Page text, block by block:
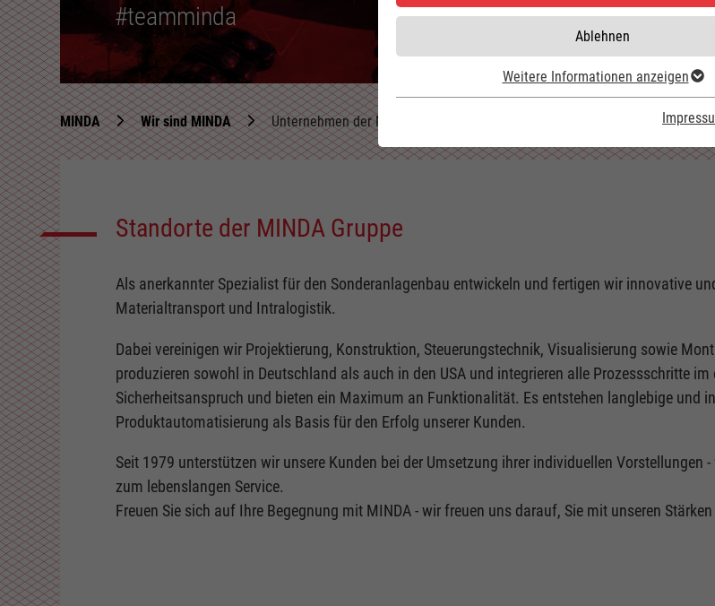
Ablehnen
Weitere Informationen anzeigen
#teamminda
MINDA Wir sind MINDA Unternehmen der MINDA Gruppe
Standorte der MINDA Gruppe
Als anerkannter Spezialist für den Sonderanlagenbau entwickeln und fertigen wir innovative
Materialtransport und Intralogistik.
Dabei vereinigen wir Projektierung, Konstruktion, Steuerungstechnik, Visualisierung sowie
produzieren sowohl in Deutschland als auch in den USA und integrieren alle Prozessschritte
Sicherheitsanspruch und bieten ein Maximum an Funktionalität. Es entstehen langlebige und
Produktautomatisierung als Basis für den Erfolg unserer Kunden.
Seit 1979 unterstützen wir unsere Kunden bei der Umsetzung ihrer individuellen Vorstellungen
zum lebenslangen Service.
Freuen Sie sich auf Ihre Begegnung mit MINDA - wir freuen uns darauf, Sie mit unseren